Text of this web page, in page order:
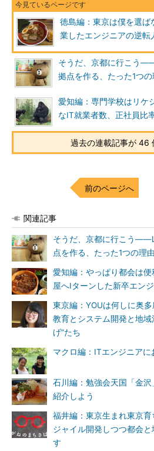
仕事が決まったので、妻の実家に移
僕の実家からも車で30分くらい。頼
いて、家事も任せられるので、妻の
どもが熱を出したりしても、僕は安
きます。
実家、最高！
もし東京で妻と2人だけでやってい
す。うまくやれた自信はありません。
今回は、僕が徳島にUターンした7年
が、就職事情はだいぶ良くなりまし
雇用を生み出しています。
僕の周りでも、運送業者が「
務がいないんだ」と困っていたり、イ
のアンテナを持って「これ安くて面
れしそうに話していたり、いろいろキ
一般企業のIT人材の募集も増えるでし
ITエンジニア U＆Iターンの理想と現
京から徳島にUターンして良かった点
す。
参考リンク
Turn Up徳島
＠IT式 U＆Iターンスタイル
徳島編：東京は僕を選
業したエンジニアの逆転
そうだ、京都に行こう
拠点を作る、たった1つの
愛知編：専門学校はリ
なIT就業者数、正社員比
過去の連載記事が 46
前のページへ
関連記事
そうだ、京都に行こう
点を作る、たった1つの理由
愛知編：やっぱり都会は
屋へIターンした新卒エン
東京編：YOUは何しに奥
教育とシステム開発と地域
げ”たち
マクロ編：ITエンジニアに
石川編：勉強会天国「金
紹介しよう
福井編：東京生まれ東京
ジャイル開発しつつ都会
す